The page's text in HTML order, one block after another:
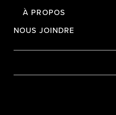
À PROPOS
NOUS JOINDRE